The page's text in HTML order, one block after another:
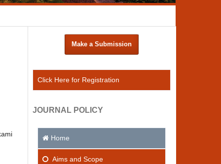
Make a Submission
Click Here for Registration
JOURNAL POLICY
Home
Aims and Scope